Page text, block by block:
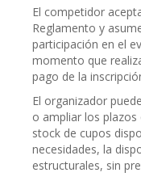
El competidor
Reglamento y
participación en el
momento que
pago de la
El organizador
o ampliar los
stock de cupos
necesidades, la
estructurales, sin